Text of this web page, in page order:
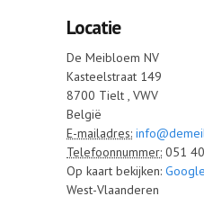
Locatie
De Meibloem NV
Kasteelstraat 149
8700 Tielt , VWV
België
E-mailadres:
Telefoonnummer: 051
Op kaart bekijken:
West-Vlaanderen